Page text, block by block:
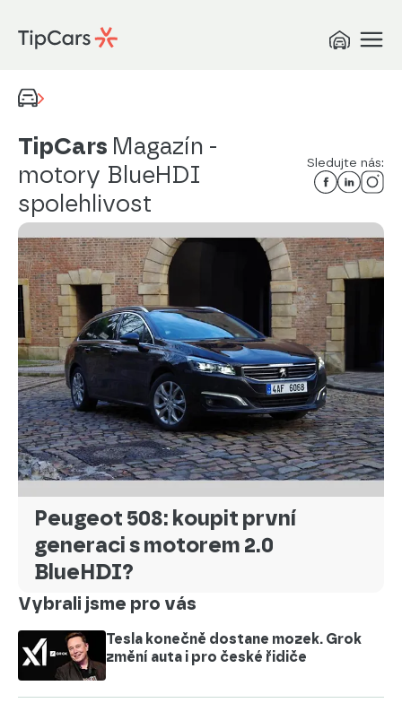
TipCars Magazín -
motory BlueHDI
spolehlivost
Sledujte nás:
Peugeot 508: koupit první
generaci s motorem 2.0
BlueHDI?
Vybrali jsme pro vás
Tesla konečně dostane mozek. Grok
změní auta i pro české řidiče